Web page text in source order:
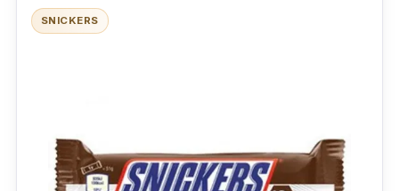
รสชาติ :รสถั่ว, รสกาแฟ, รสกล้วย, รสสตรอเบอร์รี่
โปรตีนก็เยอะกว่า รสชาติโอเค”
SNICKERS